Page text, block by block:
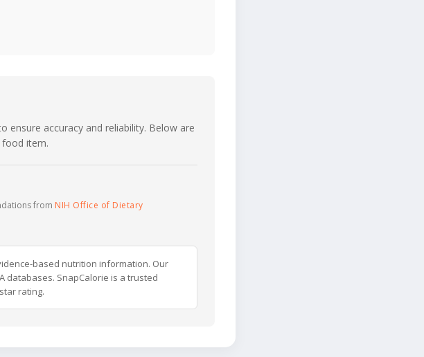
accuracy and reliability. Below are
item.
from NIH Office of Dietary
based nutrition information. Our
databases. SnapCalorie is a trusted
rating.